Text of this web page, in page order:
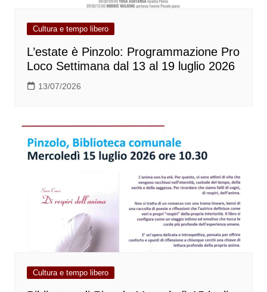
Cultura e tempo libero
L’estate è Pinzolo: Programmazione Pro
Loco Settimana dal 13 al 19 luglio 2026
13/07/2026
Cultura e tempo libero